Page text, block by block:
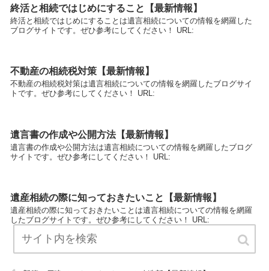
終活と相続ではじめにすること【最新情報】
終活と相続ではじめにすることは遺言相続についての情報を網羅した
ブログサイトです。ぜひ参考にしてください！ URL:
不動産の相続税対策【最新情報】
不動産の相続税対策は遺言相続についての情報を網羅したブログサイ
トです。ぜひ参考にしてください！ URL:
遺言書の作成や公開方法【最新情報】
遺言書の作成や公開方法は遺言相続についての情報を網羅したブログ
サイトです。ぜひ参考にしてください！ URL:
遺産相続の際に知っておきたいこと【最新情報】
遺産相続の際に知っておきたいことは遺言相続についての情報を網羅
したブログサイトです。ぜひ参考にしてください！ URL: